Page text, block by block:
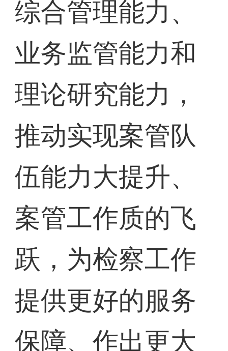
综合管理能力、
业务监管能力和
理论研究能力，
推动实现案管队
伍能力大提升、
案管工作质的飞
跃，为检察工作
提供更好的服务
保障、作出更大